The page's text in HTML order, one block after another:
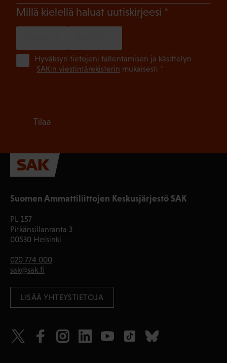
Suomen Ammattiliittojen Keskusjärjestö SAK
PL 157
Pitkänsillanranta 3
00530 Helsinki
020 774 000
sak@sak.fi
LISÄÄ YHTEYSTIETOJA
Millä kielellä haluat uutiskirjeesi (Pakollinen)
Hyväksyn tietojeni tallentamisen ja käsittelyn
SAK:n viestintärekisterin mukaisesti *
Tilaa